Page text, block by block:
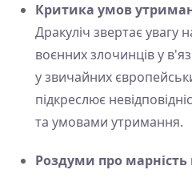
Критика умов
Дракуліч звертає
воєнних злочинців у
у звичайних
підкреслює
та умовами утримання.
Роздуми про марність